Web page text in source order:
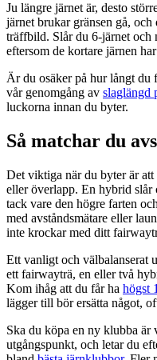
Ju längre järnet är, desto
järnet brukar gränsen gå,
träffbild. Slår du 6-järnet och
eftersom de kortare järnen
Är du osäker på hur långt du
vår genomgång av slaglängd
luckorna innan du byter.
Så matchar du
Det viktiga när du byter är
eller överlapp. En hybrid slår
tack vare den högre farten
med avståndsmätare eller
inte krockar med ditt
Ett vanligt och välbalanserat
ett fairwayträ, en eller två
Kom ihåg att du får ha högst
lägger till bör ersätta något,
Ska du köpa en ny klubba är
utgångspunkt, och letar du